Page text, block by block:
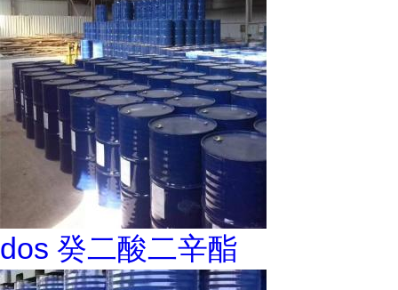
dos 癸二酸二辛酯